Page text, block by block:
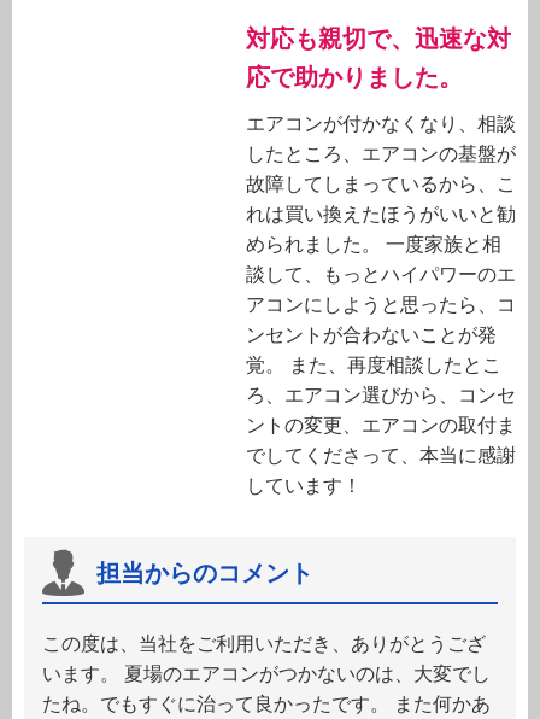
対応も親切で、迅速な対
応で助かりました。
エアコンが付かなくなり、相談
したところ、エアコンの基盤が
故障してしまっているから、こ
れは買い換えたほうがいいと勧
められました。 一度家族と相
談して、もっとハイパワーのエ
アコンにしようと思ったら、コ
ンセントが合わないことが発
覚。 また、再度相談したとこ
ろ、エアコン選びから、コンセ
ントの変更、エアコンの取付ま
でしてくださって、本当に感謝
しています！
担当からのコメント
この度は、当社をご利用いただき、ありがとうござ
います。 夏場のエアコンがつかないのは、大変でし
たね。でもすぐに治って良かったです。 また何かあ